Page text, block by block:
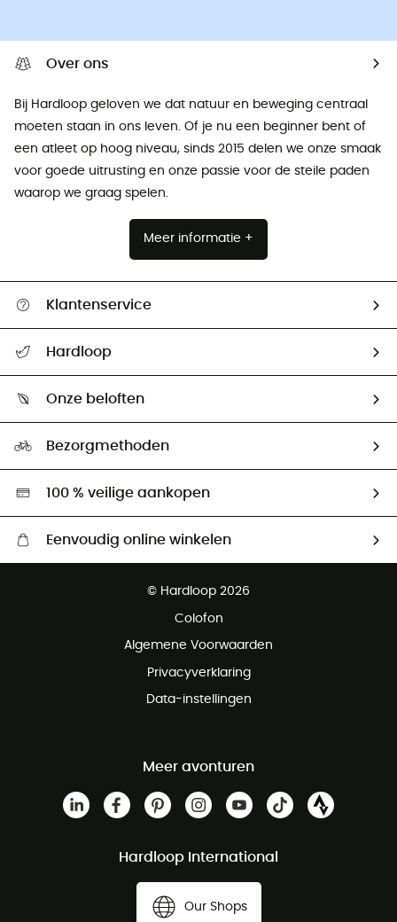
Over ons
Bij Hardloop geloven we dat natuur en beweging centraal
moeten staan ​​in ons leven. Of je nu een beginner bent of
een atleet op hoog niveau, sinds 2015 delen we onze smaak
voor goede uitrusting en onze passie voor de steile paden
waarop we graag spelen.
Meer informatie +
Klantenservice
Mijn zending volgen
Retourzendingen & Terugbetalingen
Hardloop
Ambassadeurs
Onze beloften
Hardgreen
Bezorgmethoden
100 % veilige aankopen
Eenvoudig online winkelen
Gratis retourneren binnen 100 dagen
© Hardloop 2026
Colofon
Algemene Voorwaarden
Privacyverklaring
Data-instellingen
Meer avonturen
Hardloop International
Our Shops